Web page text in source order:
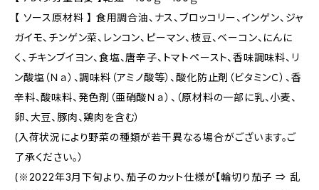
【 ソース原材料 】 食用調合油、ナス、ブロッコリー、インゲン、ジャ
ガイモ、チンゲン菜、レンコン、ピーマン、枝豆、ベーコン、にんに
く、チキンブイヨン、食塩、唐辛子、トマトペースト、香味調味料、リ
ン酸塩（Ｎａ）、調味料（アミノ酸等）、酸化防止剤（ビタミンＣ）、香
辛料、酸味料、発色剤（亜硝酸Ｎａ）、（原材料の一部に乳、小麦、
卵、大豆、豚肉、鶏肉を含む）
(入荷状況により野菜の種類が若干異なる場合がございます。ご
了承ください。）
(※2022年3月下旬より、茄子のカット仕様が【輪切り茄子 ⇒ 乱